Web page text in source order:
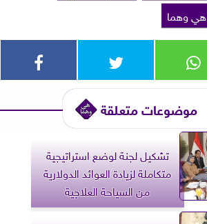
هي وهما
موضوعات متعلقة
تشكيل لجنة لوضع استراتيجية
متكاملة لزيادة العوائد الدولارية
من السياحة العلاجية